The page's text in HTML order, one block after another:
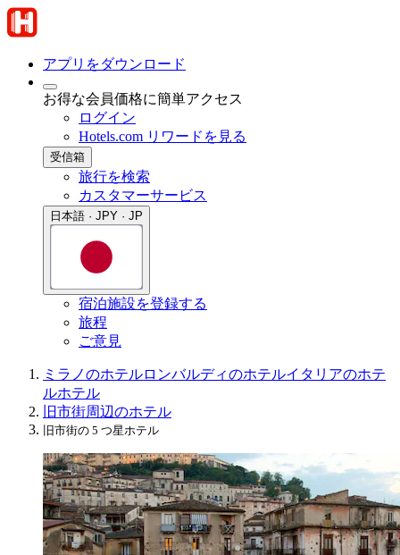
アプリをダウンロード
お得な会員価格に簡単アクセス
ログイン
Hotels.com リワードを見る
受信箱
旅行を検索
カスタマーサービス
日本語 · JPY · JP
宿泊施設を登録する
旅程
ご意見
ミラノのホテルロンバルディのホテルイタリアのホテ
ルホテル
旧市街周辺のホテル
旧市街の 5 つ星ホテル